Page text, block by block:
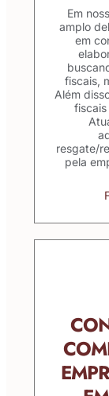
Em
amplo
em
fiscais,
Além
resgate/
pela